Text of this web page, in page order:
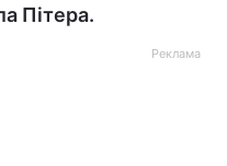
Пітера.
Реклама